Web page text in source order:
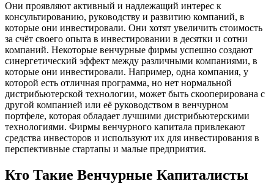
Они проявляют активный и надлежащий интерес к
консультированию, руководству и развитию компаний, в
которые они инвестировали. Они хотят увеличить стоимость
за счёт своего опыта в инвестировании в десятки и сотни
компаний. Некоторые венчурные фирмы успешно создают
синергетический эффект между различными компаниями, в
которые они инвестировали. Например, одна компания, у
которой есть отличная программа, но нет нормальной
дистрибьютерской технологии, может быть скооперирована с
другой компанией или её руководством в венчурном
портфеле, которая обладает лучшими дистрибьютерскими
технологиями. Фирмы венчурного капитала привлекают
средства инвесторов и используют их для инвестирования в
перспективные стартапы и малые предприятия.
Кто Такие Венчурные Капиталисты